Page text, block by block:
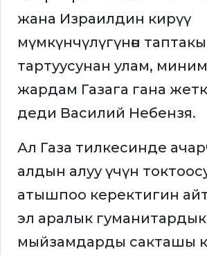
жана Израилдин кирүү
мүмкүнчүлүгүнөн
тартуусунан улам,
жардам Газага гана
деди Василий Небензя.
Ал Газа тилкесинде
алдын алуу үчүн
атышпоо керектигин
эл аралык гуманитардык
мыйзамдарды сакташы